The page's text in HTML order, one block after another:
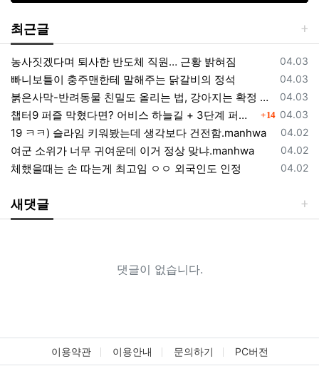
최근글
등록일
04.03
농사짓겠다며 퇴사한 반도체 직원… 근황 밝혀짐
등록일
04.03
빠니보틀이 충주맨한테 말해주는 닭갈비의 정석
등록일
04.03
붉은사막-반려동물 친밀도 올리는 법, 강아지는 확정 고양이는 조건 확인
등록일
04.03
챕터9 퍼즐 막혔다면? 어비스 하늘길 + 3단계 퍼즐 공략 순서 정리 (길찾기 포함) 댓글
14
등록일
04.02
19 ㅋㅋ) 슬라임 키워봤는데 생각보다 건전함.manhwa
등록일
04.02
여군 소위가 너무 귀여운데 이거 정상 맞냐.manhwa
등록일
04.02
체했을때는 손 따는게 최고임 ㅇㅇ 외국인도 인정
새댓글
댓글이 없습니다.
이용약관 이용안내 문의하기 PC버전